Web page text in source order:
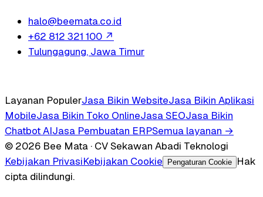
halo@beemata.co.id
+62 812 321 100 ↗
Tulungagung, Jawa Timur
Layanan PopulerJasa Bikin WebsiteJasa Bikin Aplikasi
MobileJasa Bikin Toko OnlineJasa SEOJasa Bikin
Chatbot AIJasa Pembuatan ERPSemua layanan →
© 2026 Bee Mata · CV Sekawan Abadi Teknologi
Kebijakan PrivasiKebijakan Cookie Pengaturan Cookie
Hak
cipta dilindungi.